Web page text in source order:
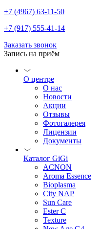
+7 (4967) 63-11-50
+7 (917) 555-41-14
Заказать звонок
Запись на приём
О центре
О нас
Новости
Акции
Отзывы
Фотогалерея
Лицензии
Документы
Каталог GiGi
ACNON
Aroma Essence
Bioplasma
City NAP
Sun Care
Ester C
Texture